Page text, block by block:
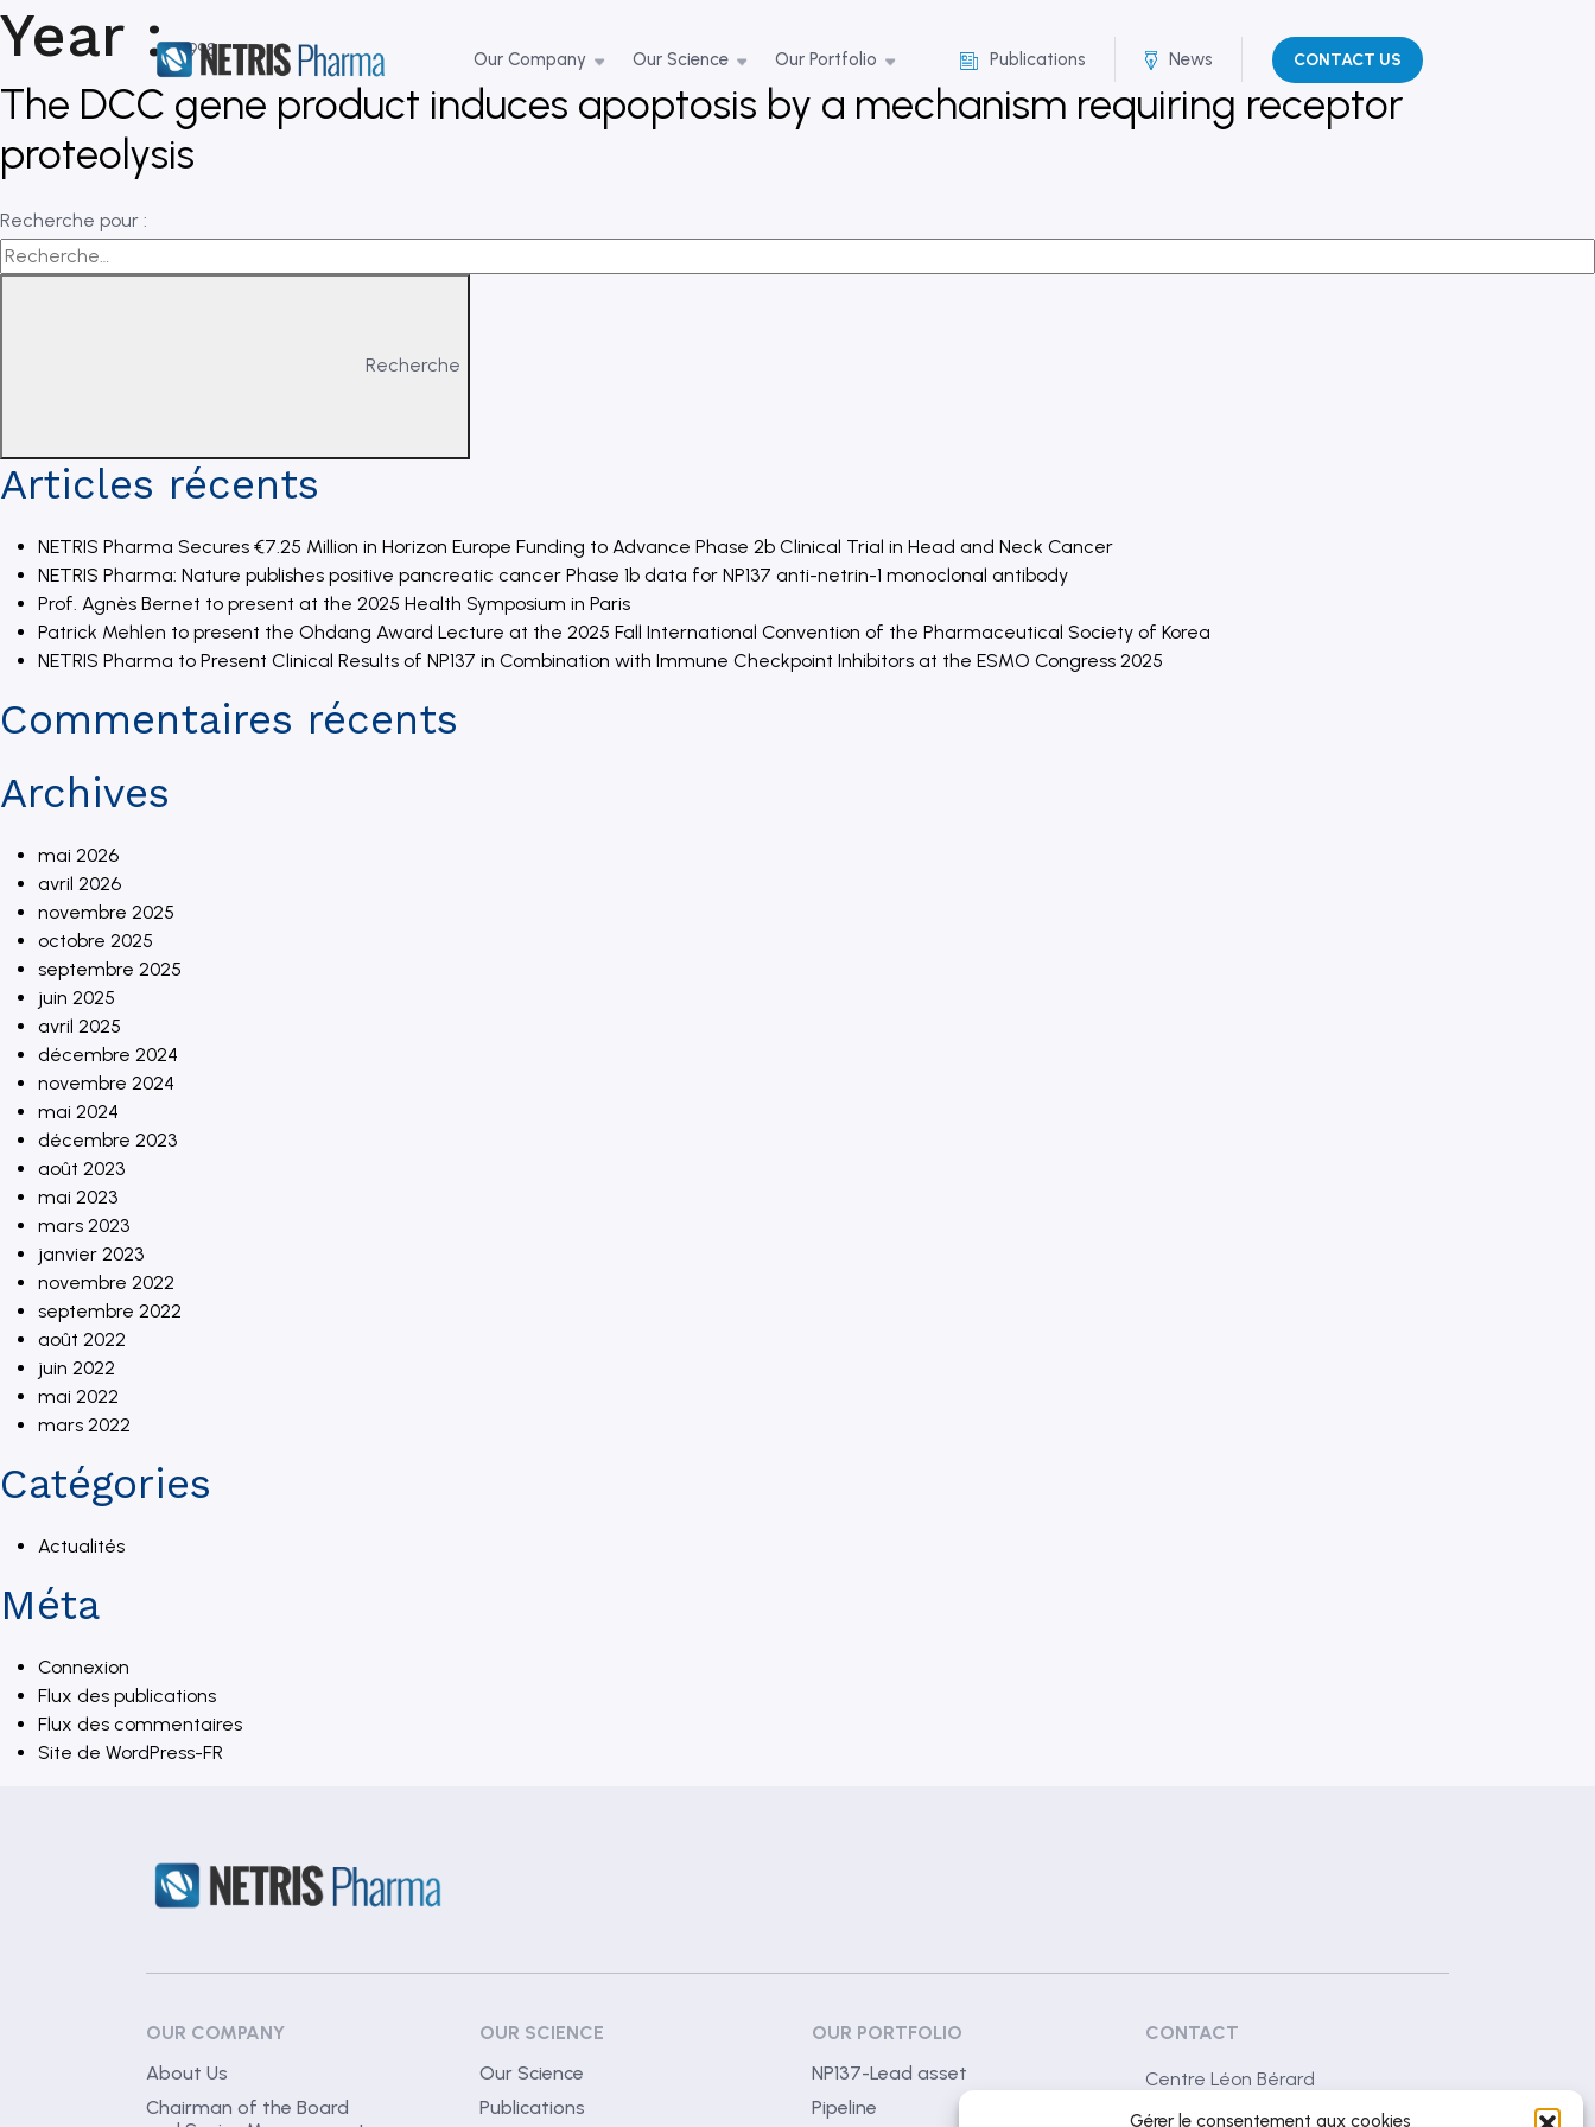
Gérer le consentement aux cookies
Our Company Our Science Our Portfolio Publications News CONTACT US
Year :1998
The DCC gene product induces apoptosis by a mechanism requiring receptor
proteolysis
Recherche pour :
Recherche
Articles récents
NETRIS Pharma Secures €7.25 Million in Horizon Europe Funding to Advance Phase 2b Clinical Trial in Head and Neck Cancer
NETRIS Pharma: Nature publishes positive pancreatic cancer Phase 1b data for NP137 anti-netrin-1 monoclonal antibody
Prof. Agnès Bernet to present at the 2025 Health Symposium in Paris
Patrick Mehlen to present the Ohdang Award Lecture at the 2025 Fall International Convention of the Pharmaceutical Society of Korea
NETRIS Pharma to Present Clinical Results of NP137 in Combination with Immune Checkpoint Inhibitors at the ESMO Congress 2025
Commentaires récents
Archives
mai 2026
avril 2026
novembre 2025
octobre 2025
septembre 2025
juin 2025
avril 2025
décembre 2024
novembre 2024
mai 2024
décembre 2023
août 2023
mai 2023
mars 2023
janvier 2023
novembre 2022
septembre 2022
août 2022
juin 2022
mai 2022
mars 2022
Catégories
Actualités
Méta
Connexion
Flux des publications
Flux des commentaires
Site de WordPress-FR
OUR COMPANY
About Us
Chairman of the Board
OUR SCIENCE
Our Science
Publications
OUR PORTFOLIO
NP137-Lead asset
Pipeline
CONTACT
Centre Léon Bérard
28 rue Laennec